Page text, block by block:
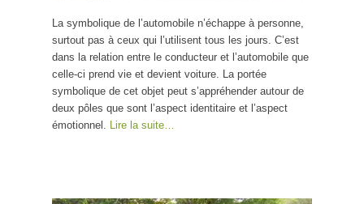
La symbolique de l’automobile n’échappe à personne,
surtout pas à ceux qui l’utilisent tous les jours. C’est
dans la relation entre le conducteur et l’automobile que
celle-ci prend vie et devient voiture. La portée
symbolique de cet objet peut s’appréhender autour de
deux pôles que sont l’aspect identitaire et l’aspect
émotionnel. Lire la suite…